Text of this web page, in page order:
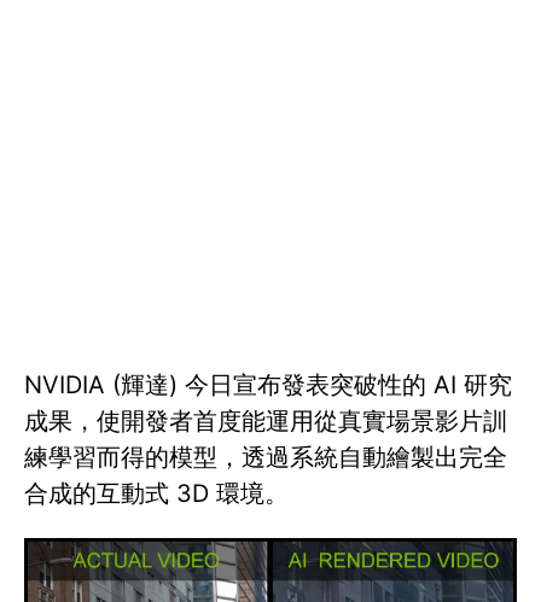
NVIDIA (輝達) 今日宣布發表突破性的 AI 研究
成果，使開發者首度能運用從真實場景影片訓
練學習而得的模型，透過系統自動繪製出完全
合成的互動式 3D 環境。